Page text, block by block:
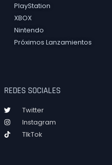
PlayStation
XBOX
Nintendo
Próximos Lanzamientos
REDES SOCIALES
Twitter
Instagram
TIkTok